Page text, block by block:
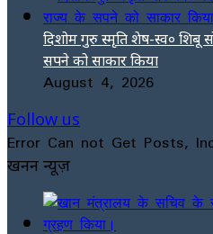
दिशोम गुरु स्मृति शेष-स्व०
सपने को साकार किया
August 4, 2026
Follow us
Error Can not Get Posts,
खनन न्यूज़